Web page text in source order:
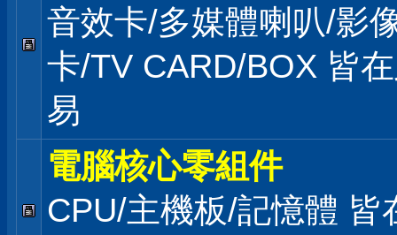
音效卡/多媒體喇叭/影
卡/TV CARD/BOX 皆
易
電腦核心零組件
CPU/主機板/記憶體 皆